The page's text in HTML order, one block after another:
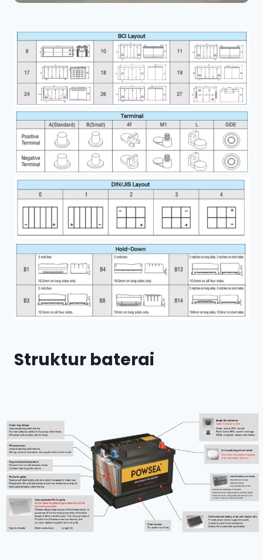
Struktur baterai